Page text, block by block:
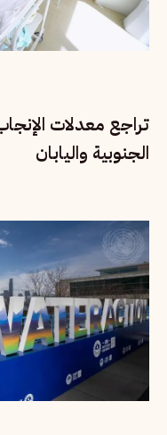
تراجع معدلات
الجنوبية واليابان